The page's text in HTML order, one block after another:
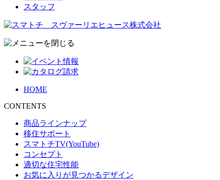
スタッフ
HOME
CONTENTS
商品ラインナップ
移住サポート
スマトチTV(YouTube)
コンセプト
適切な住宅性能
お気に入りが見つかるデザイン